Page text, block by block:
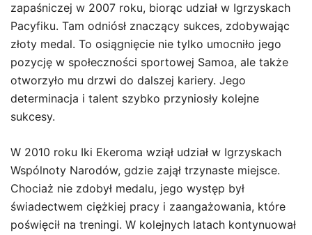
zapaśniczej w 2007 roku, biorąc udział w Igrzyskach
Pacyfiku. Tam odniósł znaczący sukces, zdobywając
złoty medal. To osiągnięcie nie tylko umocniło jego
pozycję w społeczności sportowej Samoa, ale także
otworzyło mu drzwi do dalszej kariery. Jego
determinacja i talent szybko przyniosły kolejne
sukcesy.
W 2010 roku Iki Ekeroma wziął udział w Igrzyskach
Wspólnoty Narodów, gdzie zajął trzynaste miejsce.
Chociaż nie zdobył medalu, jego występ był
świadectwem ciężkiej pracy i zaangażowania, które
poświęcił na treningi. W kolejnych latach kontynuował